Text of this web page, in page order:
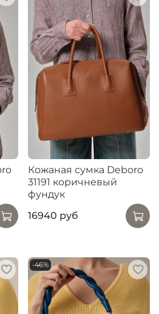
Кожаная сумка Deboro
31191 коричневый
фундук
16940 руб
-46%